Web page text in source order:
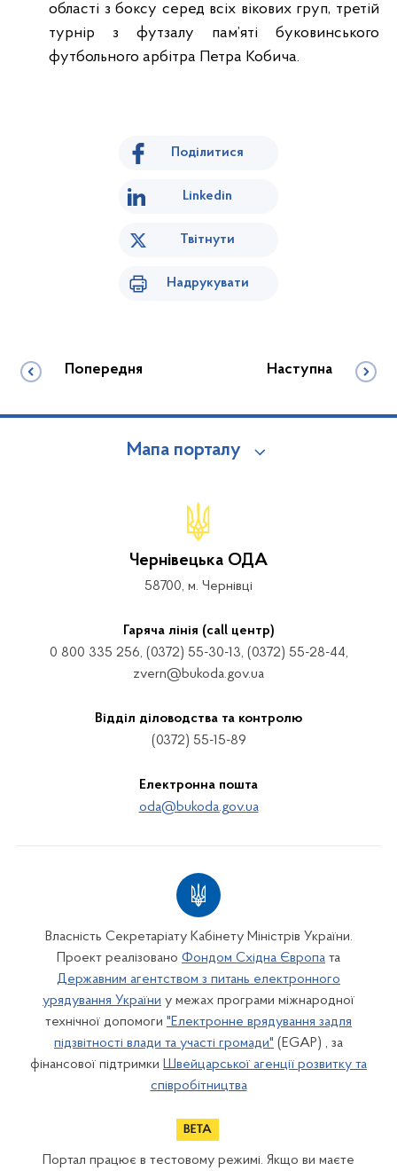
області з боксу серед всіх вікових груп, третій
турнір з футзалу пам’яті буковинського
футбольного арбітра Петра Кобича.
Поділитися
Linkedin
Твітнути
Надрукувати
Попередня Наступна
Мапа порталу
Чернівецька ОДА
58700, м. Чернівці
Гаряча лінія (call центр)
0 800 335 256, (0372) 55-30-13, (0372) 55-28-44,
zvern@bukoda.gov.ua
Відділ діловодства та контролю
(0372) 55-15-89
Електронна пошта
oda@bukoda.gov.ua
Власність Секретаріату Кабінету Міністрів України.
Проект реалізовано Фондом Східна Європа та
Державним агентством з питань електронного
урядування України у межах програми міжнародної
технічної допомоги "Електронне врядування задля
підзвітності влади та участі громади" (EGAP) , за
фінансової підтримки Швейцарської агенції розвитку та
співробітництва
Портал працює в тестовому режимі. Якщо ви маєте